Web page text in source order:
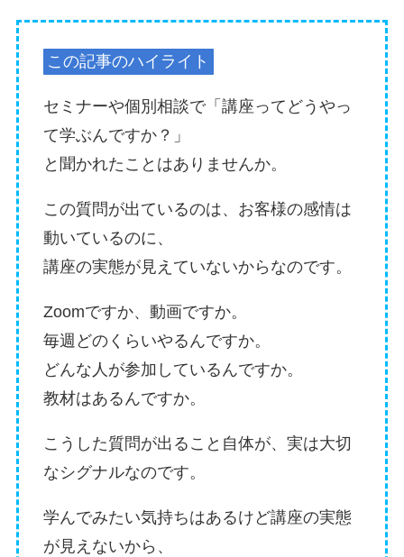
この記事のハイライト
セミナーや個別相談で「講座ってどうやっ
て学ぶんですか？」
と聞かれたことはありませんか。
この質問が出ているのは、お客様の感情は
動いているのに、
講座の実態が見えていないからなのです。
Zoomですか、動画ですか。
毎週どのくらいやるんですか。
どんな人が参加しているんですか。
教材はあるんですか。
こうした質問が出ること自体が、実は大切
なシグナルなのです。
学んでみたい気持ちはあるけど講座の実態
が見えないから、